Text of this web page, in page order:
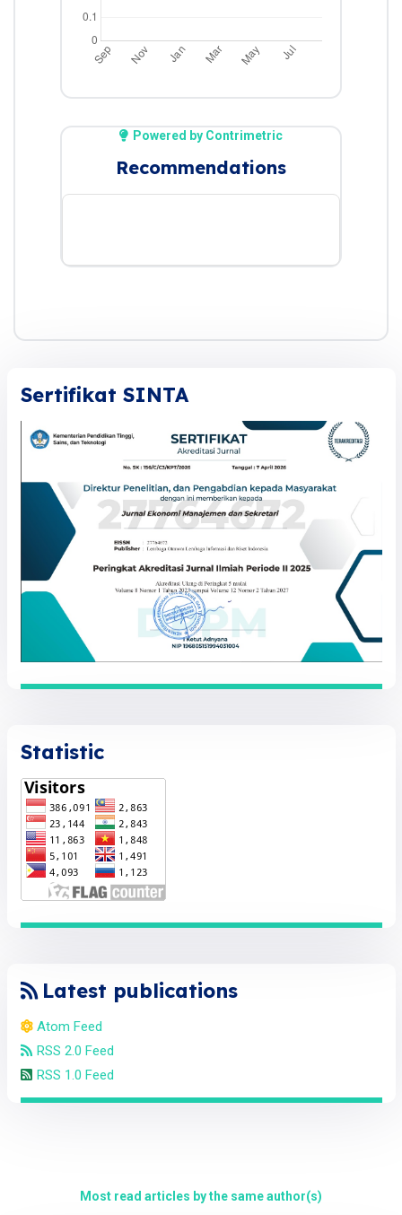
Powered by Contrimetric
Recommendations
Sertifikat SINTA
Statistic
Latest publications
Atom Feed
RSS 2.0 Feed
RSS 1.0 Feed
Most read articles by the same author(s)